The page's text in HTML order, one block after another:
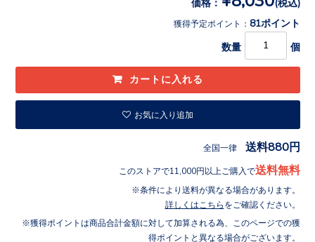
獲得予定ポイント： 81ポイント
数量 個
お気に入り追加
全国一律 送料880円
このストアで11,000円以上ご購入で送料無料
条件により送料が異なる場合があります。
詳しくはこちら をご確認ください。
獲得ポイントは商品合計金額に対して加算される為、このページでの獲
得ポイントと異なる場合がございます。